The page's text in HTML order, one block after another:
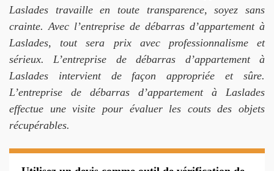
Laslades travaille en toute transparence, soyez sans
crainte. Avec l’entreprise de débarras d’appartement à
Laslades, tout sera prix avec professionnalisme et
sérieux. L’entreprise de débarras d’appartement à
Laslades intervient de façon appropriée et sûre.
L’entreprise de débarras d’appartement à Laslades
effectue une visite pour évaluer les couts des objets
récupérables.